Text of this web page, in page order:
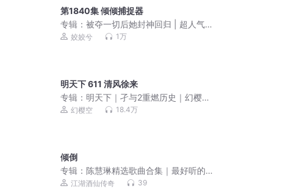
第1840集 倾倾捕捉器
专辑：被夺一切后她封神回归 | 超人气
马甲爽文|多人有声剧
姣姣兮 1万
明天下 611 清风徐来
专辑： 明天下｜孑与2重燃历史｜幻樱空
领衔丨精品有声剧
幻樱空 18.4万
倾倒
专辑：陈慧琳精选歌曲合集｜最好听的
歌曲｜超高清音质
江湖酒仙传奇 39